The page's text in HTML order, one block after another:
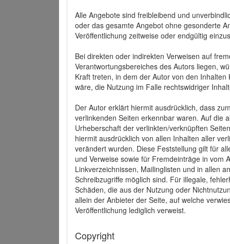
Alle Angebote sind freibleibend und
oder das gesamte Angebot ohne gesonderte
Veröffentlichung zeitweise oder endgültig
Bei direkten oder indirekten Verweisen auf
Verantwortungsbereiches des Autors liegen,
Kraft treten, in dem der Autor von den
wäre, die Nutzung im Falle rechtswidriger
Der Autor erklärt hiermit ausdrücklich, dass
verlinkenden Seiten erkennbar waren. Auf die
Urheberschaft der verlinkten/verknüpften
hiermit ausdrücklich von allen Inhalten aller
verändert wurden. Diese Feststellung gilt für
und Verweise sowie für Fremdeinträge in vom
Linkverzeichnissen, Mailinglisten und in allen
Schreibzugriffe möglich sind. Für illegale,
Schäden, die aus der Nutzung oder
allein der Anbieter der Seite, auf welche
Veröffentlichung lediglich verweist.
Copyright